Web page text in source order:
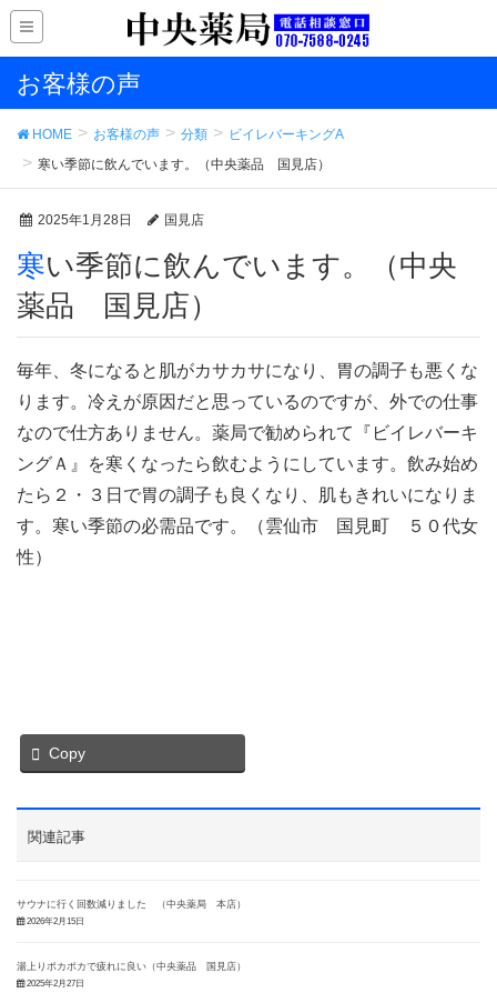
お客様の声
HOME お客様の声 分類
ビイレバーキングA
寒い季節に飲んでいます。（中央薬品 国見店）
2025年1月28日 国見店
寒い季節に飲んでいます。（中央
薬品 国見店）
毎年、冬になると肌がカサカサになり、胃の調子も悪くな
ります。冷えが原因だと思っているのですが、外での仕事
なので仕方ありません。薬局で勧められて『ビイレバーキ
ングＡ』を寒くなったら飲むようにしています。飲み始め
たら２・３日で胃の調子も良くなり、肌もきれいになりま
す。寒い季節の必需品です。（雲仙市 国見町 ５０代女
性）
Copy
関連記事
サウナに行く回数減りました （中央薬局 本店）
2026年2月15日
湯上りポカポカで疲れに良い（中央薬品 国見店）
2025年2月27日